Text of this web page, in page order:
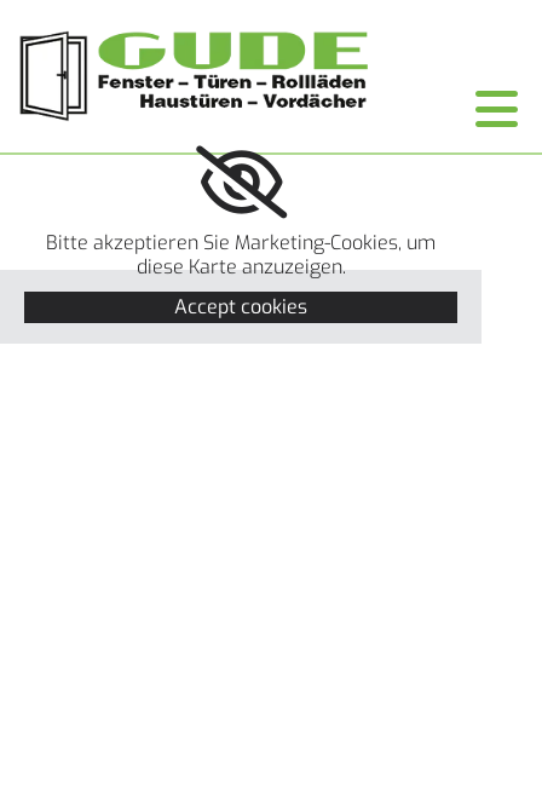
Bitte akzeptieren Sie Marketing-Cookies, um
diese Karte anzuzeigen.
Accept cookies